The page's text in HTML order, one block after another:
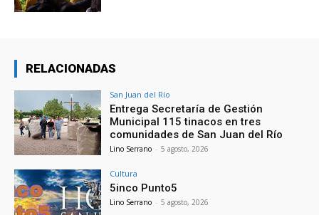
RELACIONADAS
San Juan del Río
Entrega Secretaría de Gestión
Municipal 115 tinacos en tres
comunidades de San Juan del Río
Lino Serrano - 5 agosto, 2026
Cultura
5inco Punto5
Lino Serrano - 5 agosto, 2026